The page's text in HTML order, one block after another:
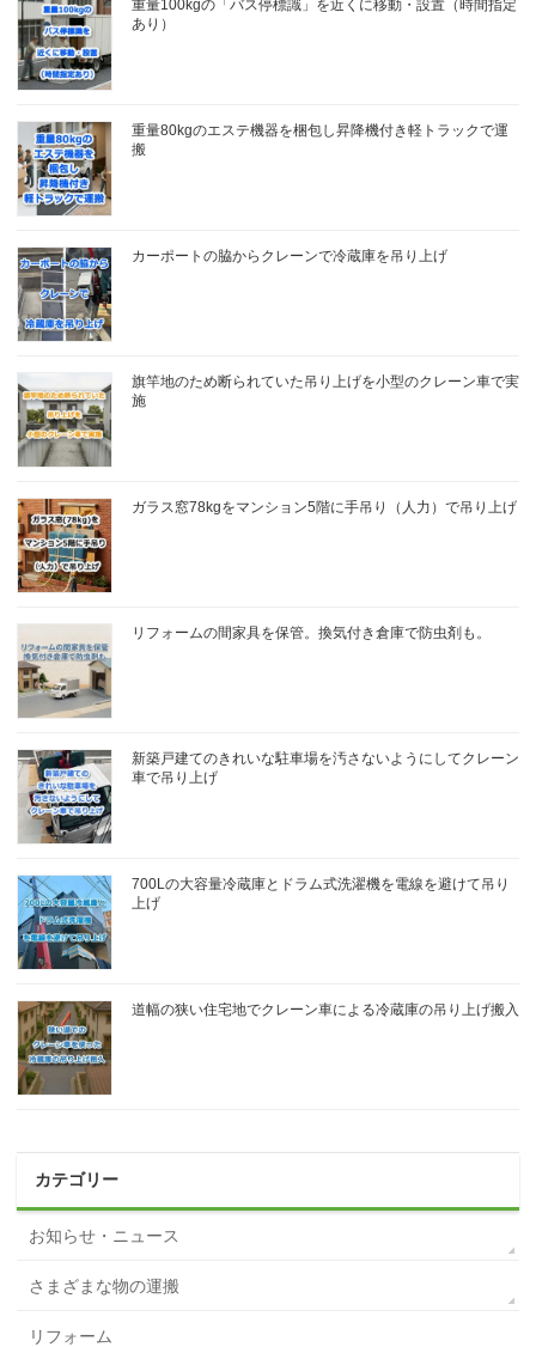
重量100kgの「バス停標識」を近くに移動・設置（時間指定
あり）
重量80kgのエステ機器を梱包し昇降機付き軽トラックで運
搬
カーポートの脇からクレーンで冷蔵庫を吊り上げ
旗竿地のため断られていた吊り上げを小型のクレーン車で実
施
ガラス窓78kgをマンション5階に手吊り（人力）で吊り上げ
リフォームの間家具を保管。換気付き倉庫で防虫剤も。
新築戸建てのきれいな駐車場を汚さないようにしてクレーン
車で吊り上げ
700Lの大容量冷蔵庫とドラム式洗濯機を電線を避けて吊り
上げ
道幅の狭い住宅地でクレーン車による冷蔵庫の吊り上げ搬入
カテゴリー
お知らせ・ニュース
さまざまな物の運搬
リフォーム